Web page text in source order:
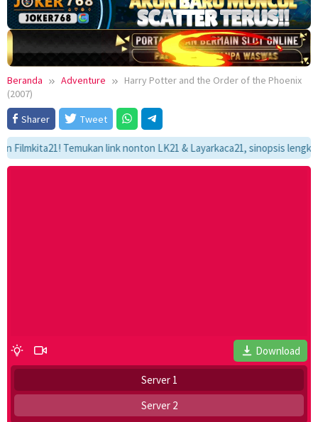
Beranda Adventure
Harry Potter and the Order of the Phoenix
(2007)
Sharer
Tweet
Temukan link nonton LK21 & Layarkaca21, sinopsis
Download
Server 1
Server 2